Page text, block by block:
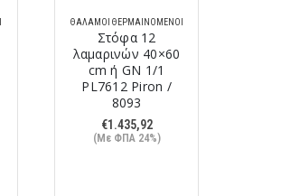
ΘΆΛΑΜΟΙ ΘΕΡΜΑΙΝΌΜΕΝΟΙ
Στόφα 12
λαμαρινών 40×60
cm ή GN 1/1
PL7612 Piron /
8093
€1.435,92
(Με ΦΠΑ 24%)